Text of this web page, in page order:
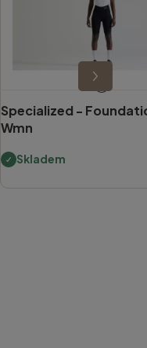
Specialized -
Wmn
Skladem